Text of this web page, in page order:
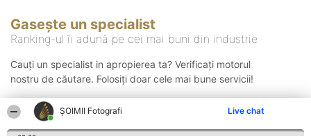
ȘOIMII Fotografi Live chat
Gasește un specialist
Ranking-ul îi adună pe cei mai buni din industrie
Cauți un specialist in apropierea ta? Verificați motorul
nostru de căutare. Folosiți doar cele mai bune servicii!